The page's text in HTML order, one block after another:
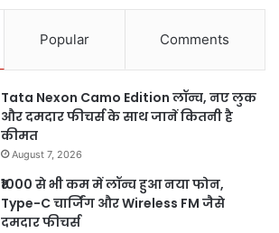
Popular Comments
Tata Nexon Camo Edition लॉन्च, नए लुक
और दमदार फीचर्स के साथ जानें कितनी है
कीमत
August 7, 2026
₹1000 से भी कम में लॉन्च हुआ नया फोन,
Type-C चार्जिंग और Wireless FM जैसे
दमदार फीचर्स